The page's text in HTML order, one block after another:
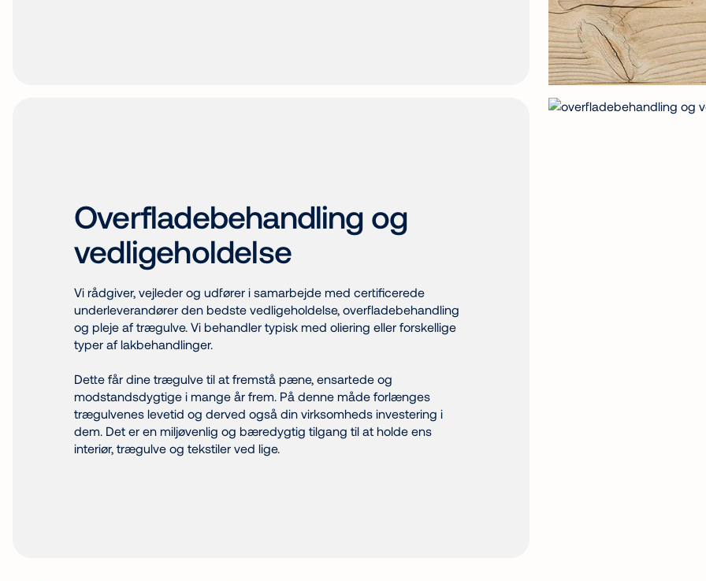
Overfladebehandling og
vedligeholdelse
Vi rådgiver, vejleder og udfører i samarbejde med certificerede
underleverandører den bedste vedligeholdelse, overfladebehandling
og pleje af trægulve. Vi behandler typisk med oliering eller forskellige
typer af lakbehandlinger.
Dette får dine trægulve til at fremstå pæne, ensartede og
modstandsdygtige i mange år frem. På denne måde forlænges
trægulvenes levetid og derved også din virksomheds investering i
dem. Det er en miljøvenlig og bæredygtig tilgang til at holde ens
interiør, trægulve og tekstiler ved lige.